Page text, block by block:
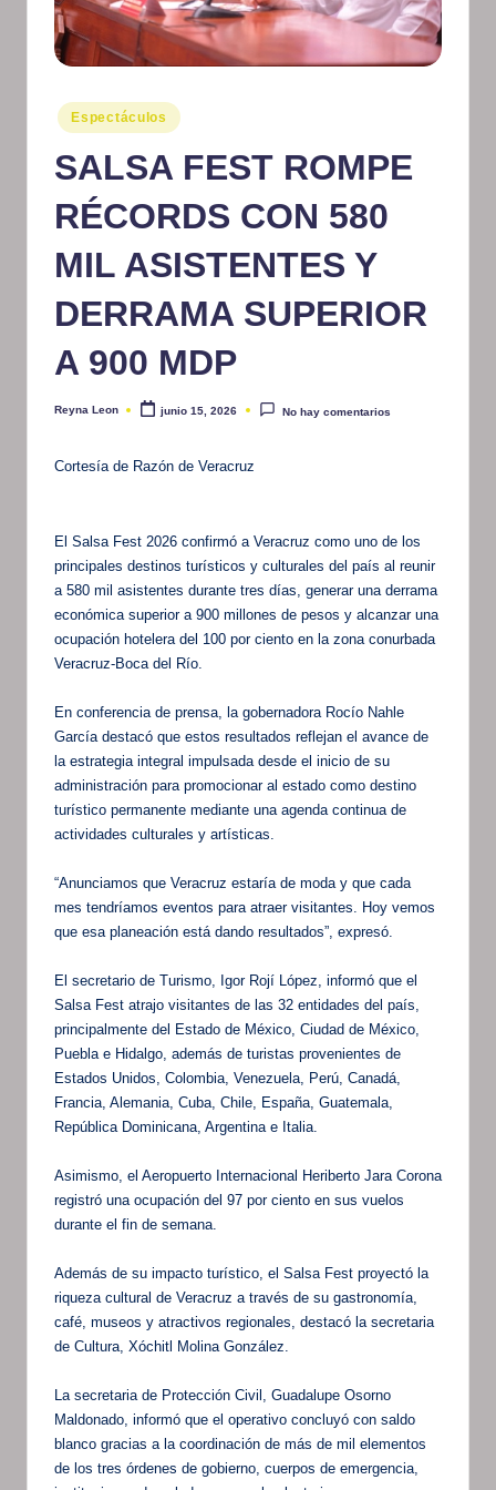
m
at
iv
o
Publicado
en
Espectáculos
SALSA FEST ROMPE
RÉCORDS CON 580
MIL ASISTENTES Y
DERRAMA SUPERIOR
A 900 MDP
Publicado
Reyna Leon junio 15, 2026 No hay comentarios
Cortesía de Razón de Veracruz
El Salsa Fest 2026 confirmó a Veracruz como uno de los
principales destinos turísticos y culturales del país al reunir
a 580 mil asistentes durante tres días, generar una derrama
económica superior a 900 millones de pesos y alcanzar una
ocupación hotelera del 100 por ciento en la zona conurbada
Veracruz-Boca del Río.
En conferencia de prensa, la gobernadora Rocío Nahle
García destacó que estos resultados reflejan el avance de
la estrategia integral impulsada desde el inicio de su
administración para promocionar al estado como destino
turístico permanente mediante una agenda continua de
actividades culturales y artísticas.
“Anunciamos que Veracruz estaría de moda y que cada
mes tendríamos eventos para atraer visitantes. Hoy vemos
que esa planeación está dando resultados”, expresó.
El secretario de Turismo, Igor Rojí López, informó que el
Salsa Fest atrajo visitantes de las 32 entidades del país,
principalmente del Estado de México, Ciudad de México,
Puebla e Hidalgo, además de turistas provenientes de
Estados Unidos, Colombia, Venezuela, Perú, Canadá,
Francia, Alemania, Cuba, Chile, España, Guatemala,
República Dominicana, Argentina e Italia.
Asimismo, el Aeropuerto Internacional Heriberto Jara Corona
registró una ocupación del 97 por ciento en sus vuelos
durante el fin de semana.
Además de su impacto turístico, el Salsa Fest proyectó la
riqueza cultural de Veracruz a través de su gastronomía,
café, museos y atractivos regionales, destacó la secretaria
de Cultura, Xóchitl Molina González.
La secretaria de Protección Civil, Guadalupe Osorno
Maldonado, informó que el operativo concluyó con saldo
blanco gracias a la coordinación de más de mil elementos
de los tres órdenes de gobierno, cuerpos de emergencia,